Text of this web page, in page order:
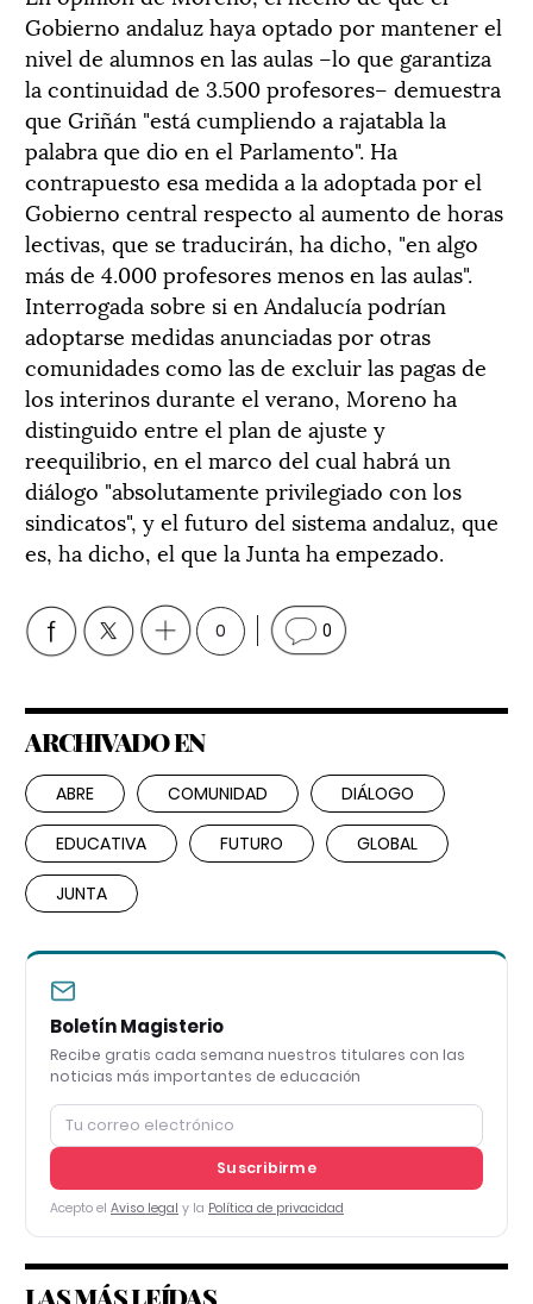
Gobierno andaluz haya optado por mantener el
nivel de alumnos en las aulas –lo que garantiza
la continuidad de 3.500 profesores– demuestra
que Griñán "está cumpliendo a rajatabla la
palabra que dio en el Parlamento". Ha
contrapuesto esa medida a la adoptada por el
Gobierno central respecto al aumento de horas
lectivas, que se traducirán, ha dicho, "en algo
más de 4.000 profesores menos en las aulas".
Interrogada sobre si en Andalucía podrían
adoptarse medidas anunciadas por otras
comunidades como las de excluir las pagas de
los interinos durante el verano, Moreno ha
distinguido entre el plan de ajuste y
reequilibrio, en el marco del cual habrá un
diálogo "absolutamente privilegiado con los
sindicatos", y el futuro del sistema andaluz, que
es, ha dicho, el que la Junta ha empezado.
0 0
ARCHIVADO EN
ABRE COMUNIDAD DIÁLOGO
EDUCATIVA FUTURO GLOBAL
JUNTA
Boletín Magisterio
Recibe gratis cada semana nuestros titulares con las
noticias más importantes de educación
Suscribirme
Acepto el Aviso legal y la Política de privacidad
LAS MÁS LEÍDAS